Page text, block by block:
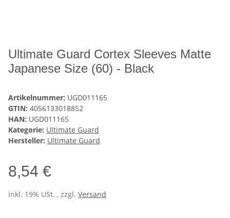
Ultimate Guard Cortex Sleeves Matte
Japanese Size (60) - Black
Artikelnummer: UGD011165
GTIN: 4056133018852
HAN: UGD011165
Kategorie: Ultimate Guard
Hersteller: Ultimate Guard
8,54 €
inkl. 19% USt. , zzgl. Versand